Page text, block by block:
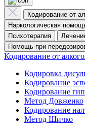
Кодирование от
Наркологическая
Психотерапия
Помощь при
Кодирование от
Кодировка
Кодирование
Кодирование
Метод Довженко
Кодирование
Метод Шичко